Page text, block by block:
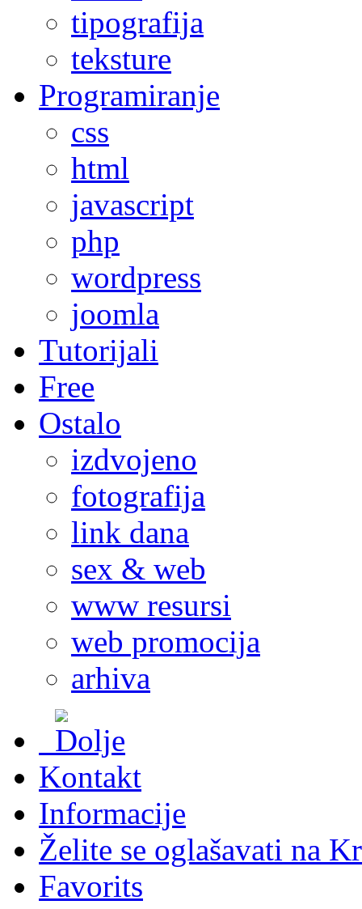
tipografija
teksture
Programiranje
css
html
javascript
php
wordpress
joomla
Tutorijali
Free
Ostalo
izdvojeno
fotografija
link dana
sex & web
www resursi
web promocija
arhiva
Kontakt
Informacije
Želite se oglašavati na
Favorits